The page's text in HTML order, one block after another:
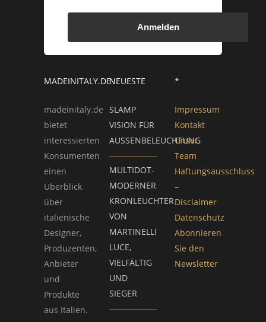
Anmelden
MADEINITALY.DE
madeinitaly.de
bietet
interessierten
Konsumenten
einen
Überblick
über
italienische
Designer,
Produzenten,
Anbieter
und
Produkte
aus Italien.
NEUESTE
SLAMP
VISION FÜR
AUSSENBELEUCHTUNG
MULTIDOT-
MODERNER
KRONLEUCHTER
VON
MARTINELLI
LUCE,
VIELFÄLTIG
UND
SIEGER
*
Impressum
Kontakt
Unser
Team
Haftungsausschluss
–
Disclaimer
Datenschutz
Abonnieren
Sie den
Newsletter